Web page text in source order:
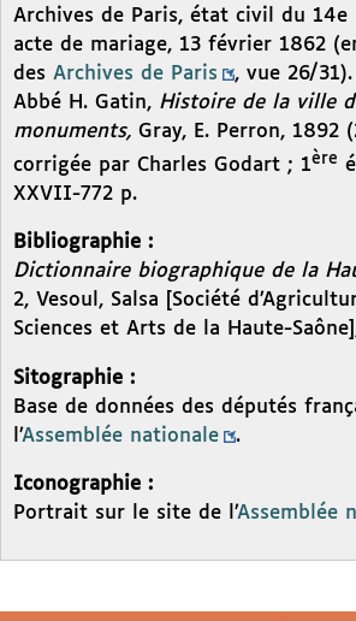
Archives de Paris, état civil du 14e
acte de mariage, 13 février 1862
des Archives de Paris
, vue 26/31).
Abbé H. Gatin, Histoire de la ville
monuments, Gray, E. Perron, 1892
corrigée par Charles Godart ; 1ère
XXVII-772 p.
Bibliographie :
Dictionnaire biographique de la
2, Vesoul, Salsa [Société
Sciences et Arts de la Haute-
Sitographie :
Base de données des députés
l’Assemblée nationale .
Iconographie :
Portrait sur le site de l’Assemblée